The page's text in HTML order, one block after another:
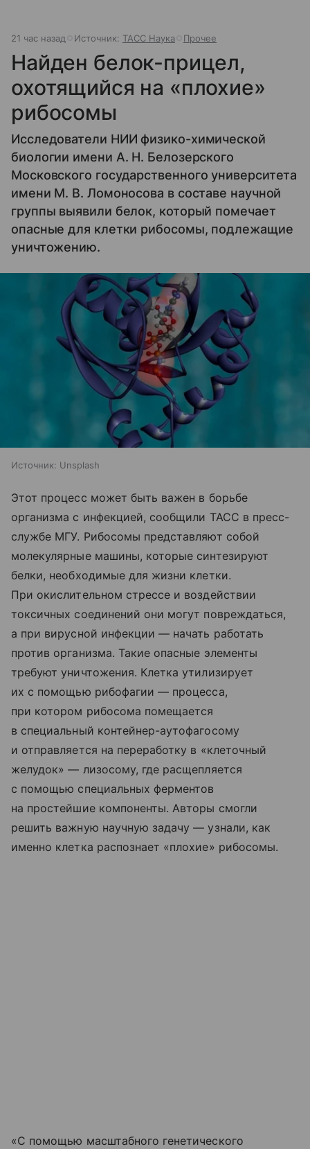
21 час назад Источник: ТАСС Наука Прочее
Найден белок-прицел,
охотящийся на «плохие»
рибосомы
Исследователи НИИ физико-химической
биологии имени А. Н. Белозерского
Московского государственного университета
имени М. В. Ломоносова в составе научной
группы выявили белок, который помечает
опасные для клетки рибосомы, подлежащие
уничтожению.
Источник: Unsplash
Этот процесс может быть важен в борьбе
организма с инфекцией, сообщили ТАСС в пресс-
службе МГУ. Рибосомы представляют собой
молекулярные машины, которые синтезируют
белки, необходимые для жизни клетки.
При окислительном стрессе и воздействии
токсичных соединений они могут повреждаться,
а при вирусной инфекции — начать работать
против организма. Такие опасные элементы
требуют уничтожения. Клетка утилизирует
их с помощью рибофагии — процесса,
при котором рибосома помещается
в специальный контейнер-аутофагосому
и отправляется на переработку в «клеточный
желудок» — лизосому, где расщепляется
с помощью специальных ферментов
на простейшие компоненты. Авторы смогли
решить важную научную задачу — узнали, как
именно клетка распознает «плохие» рибосомы.
«С помощью масштабного генетического